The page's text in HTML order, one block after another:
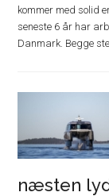
kommer med solid
seneste 6 år har
Danmark. Begge
næsten